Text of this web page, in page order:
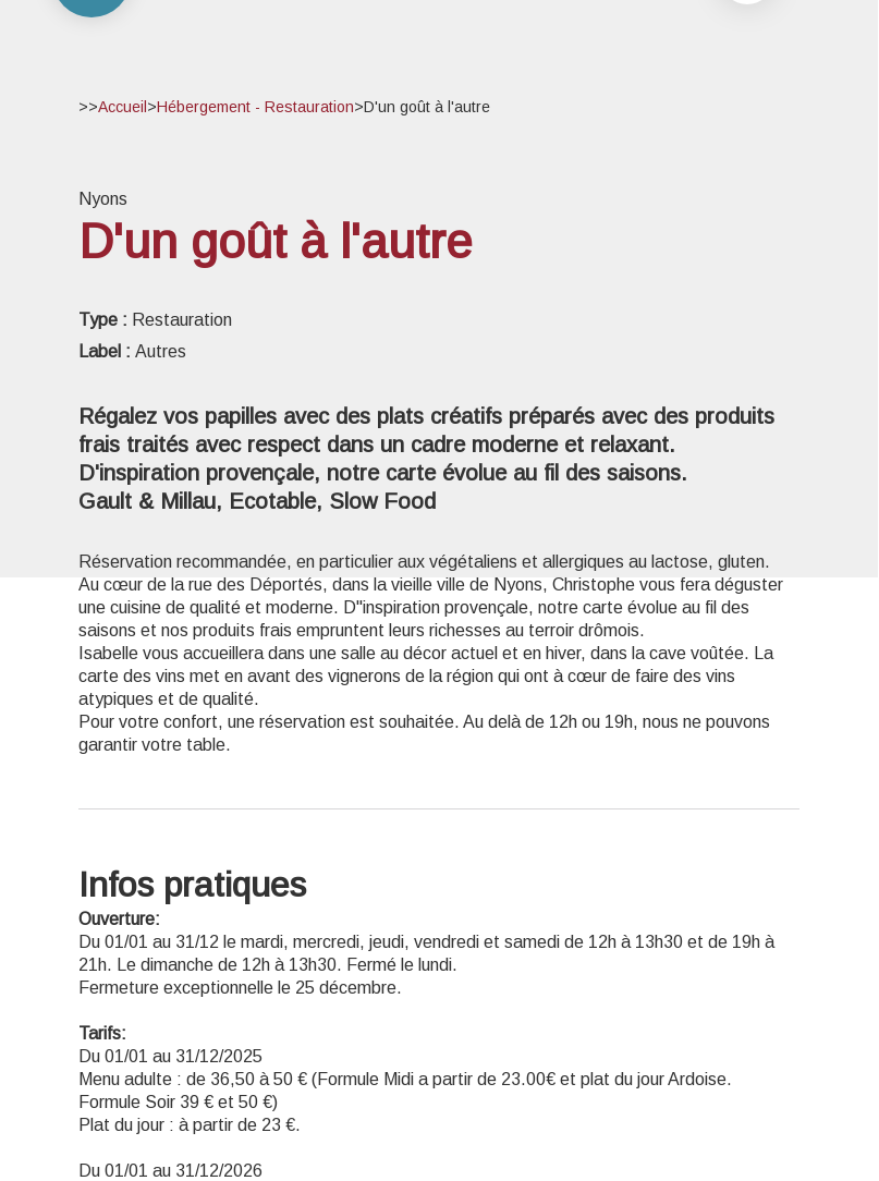
>>Accueil >Hébergement - Restauration>D'un goût à l'autre
Nyons
D'un goût à l'autre
Type : Restauration
Label : Autres
Régalez vos papilles avec des plats créatifs préparés avec des produits
frais traités avec respect dans un cadre moderne et relaxant.
D'inspiration provençale, notre carte évolue au fil des saisons.
Gault & Millau, Ecotable, Slow Food
Réservation recommandée, en particulier aux végétaliens et allergiques au lactose, gluten.
Au cœur de la rue des Déportés, dans la vieille ville de Nyons, Christophe vous fera déguster
une cuisine de qualité et moderne. D''inspiration provençale, notre carte évolue au fil des
saisons et nos produits frais empruntent leurs richesses au terroir drômois.
Isabelle vous accueillera dans une salle au décor actuel et en hiver, dans la cave voûtée. La
carte des vins met en avant des vignerons de la région qui ont à cœur de faire des vins
atypiques et de qualité.
Pour votre confort, une réservation est souhaitée. Au delà de 12h ou 19h, nous ne pouvons
garantir votre table.
Infos pratiques
Ouverture:
Du 01/01 au 31/12 le mardi, mercredi, jeudi, vendredi et samedi de 12h à 13h30 et de 19h à
21h. Le dimanche de 12h à 13h30. Fermé le lundi.
Fermeture exceptionnelle le 25 décembre.
Tarifs:
Du 01/01 au 31/12/2025
Menu adulte : de 36,50 à 50 € (Formule Midi a partir de 23.00€ et plat du jour Ardoise.
Formule Soir 39 € et 50 €)
Plat du jour : à partir de 23 €.
Du 01/01 au 31/12/2026